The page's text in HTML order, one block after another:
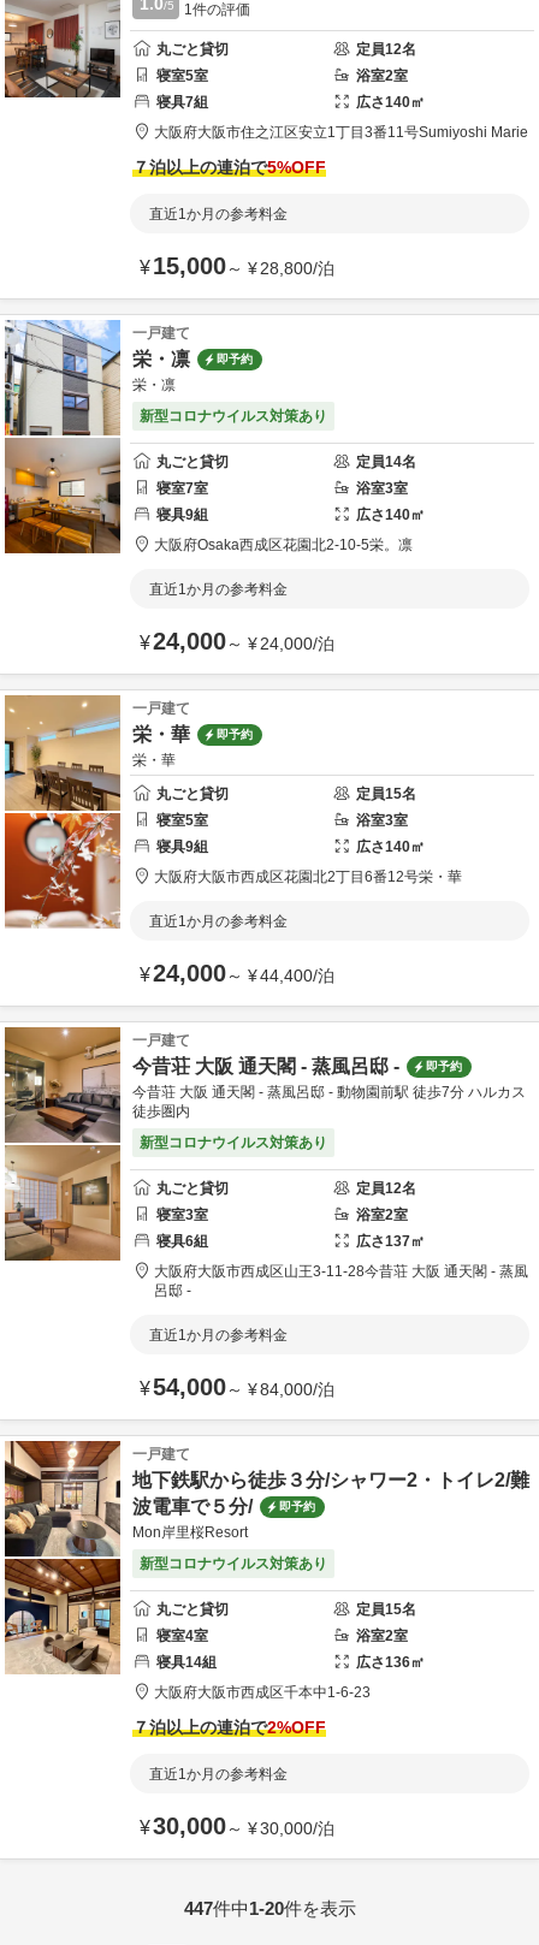
/5 1件の評価
丸ごと貸切 定員12名
寝室5室 浴室2室
寝具7組 広さ140㎡
大阪府大阪市住之江区安立1丁目3番11号Sumiyoshi Marie
７泊以上の連泊で5%OFF
直近1か月の参考料金
¥15,000～ ¥28,800/泊
一戸建て
栄・凛 即予約
栄・凛
新型コロナウイルス対策あり
丸ごと貸切 定員14名
寝室7室 浴室3室
寝具9組 広さ140㎡
大阪府Osaka西成区花園北2-10-5栄。凛
直近1か月の参考料金
¥24,000～ ¥24,000/泊
一戸建て
栄・華 即予約
栄・華
丸ごと貸切
定員15名
寝室5室 浴室3室
寝具9組 広さ140㎡
大阪府大阪市西成区花園北2丁目6番12号栄・華
直近1か月の参考料金
¥24,000～ ¥44,400/泊
一戸建て
今昔荘 大阪 通天閣 - 蒸風呂邸 - 即予約
今昔荘 大阪 通天閣 - 蒸風呂邸 - 動物園前駅 徒歩7分 ハルカス
徒歩圏内
新型コロナウイルス対策あり
丸ごと貸切 定員12名
寝室3室 浴室2室
寝具6組 広さ137㎡
大阪府大阪市西成区山王3-11-28今昔荘 大阪 通天閣 - 蒸風
呂邸 -
直近1か月の参考料金
¥54,000～ ¥84,000/泊
一戸建て
地下鉄駅から徒歩３分/シャワー2・トイレ2/難
波電車で５分/
即予約
Mon岸里桜Resort
新型コロナウイルス対策あり
丸ごと貸切 定員15名
寝室4室 浴室2室
寝具14組 広さ136㎡
大阪府大阪市西成区千本中1-6-23
７泊以上の連泊で2%OFF
直近1か月の参考料金
¥30,000～ ¥30,000/泊
447件中1-20件を表示